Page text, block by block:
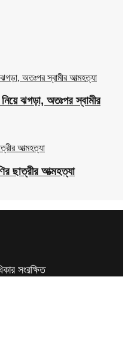
ঝগড়া, অতঃপর স্বামীর
ছাত্রীর আত্মহত্যা
সংরক্ষিত